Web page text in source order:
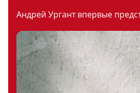
Андрей Ургант впервые